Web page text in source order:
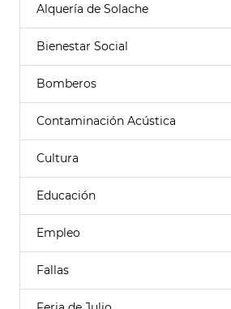
Alquería de Solache
Bienestar Social
Bomberos
Contaminación Acústica
Cultura
Educación
Empleo
Fallas